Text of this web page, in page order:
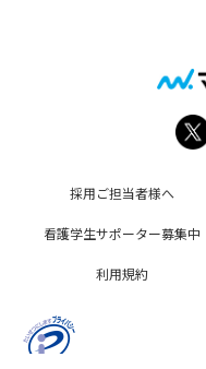
採用ご担当者様へ
看護学生サポーター募集中
利用規約